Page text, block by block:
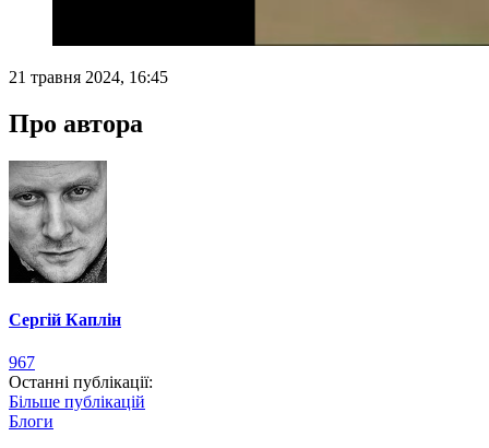
21 травня 2024, 16:45
Про автора
Сергій Каплін
967
Останні публікації:
Більше публікацій
Блоги